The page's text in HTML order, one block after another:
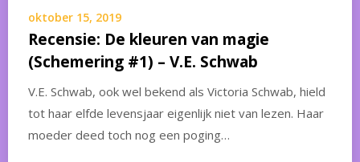
oktober 15, 2019
Recensie: De kleuren van magie
(Schemering #1) – V.E. Schwab
V.E. Schwab, ook wel bekend als Victoria Schwab, hield
tot haar elfde levensjaar eigenlijk niet van lezen. Haar
moeder deed toch nog een poging…